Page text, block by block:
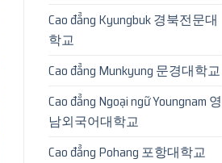
Cao đẳng Kyungbuk 경북전문대
학교
Cao đẳng Munkyung 문경대학교
Cao đẳng Ngoại ngữ Youngnam 영
남외국어대학교
Cao đẳng Pohang 포항대학교